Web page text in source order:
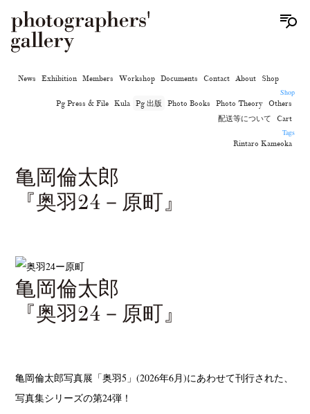
News Exhibition Members Workshop Documents Contact About
Shop
Shop
Pg Press & File Kula Pg 出版 Photo Books Photo Theory Others
配送等について
Cart
Tags
Rintaro Kameoka
亀岡倫太郎
『奥羽24－原町』
亀岡倫太郎
『奥羽24－原町』
亀岡倫太郎写真展「奥羽5」(2026年6月)にあわせて刊行された、
写真集シリーズの第24弾！